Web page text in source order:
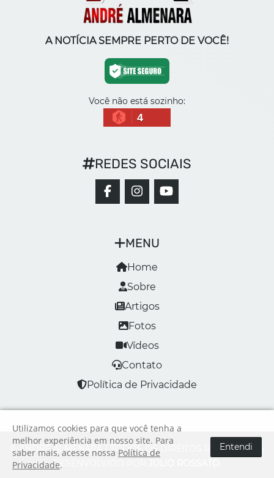
A NOTÍCIA SEMPRE PERTO DE VOCÊ!
Você não está sozinho:
4
MENU
Home
Sobre
Artigos
Fotos
Vídeos
Contato
Política de Privacidade
REDES SOCIAIS
© ANDRÉ ALMENARA | TODOS OS DIREITOS RESERVADOS
DESENVOLVIDO POR
Utilizamos cookies para que você tenha a
melhor experiência em nosso site. Para
saber mais, acesse nossa Política de
Privacidade.
Entendi